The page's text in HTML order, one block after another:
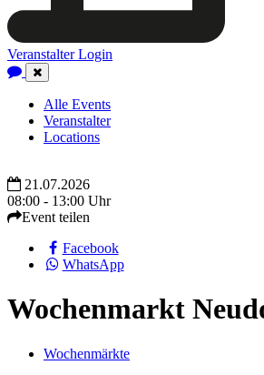
Veranstalter Login
Close
Navigation
Alle Events
Veranstalter
Locations
21.07.2026
08:00 - 13:00 Uhr
Event teilen
Facebook
WhatsApp
Wochenmarkt
Wochenmärkte